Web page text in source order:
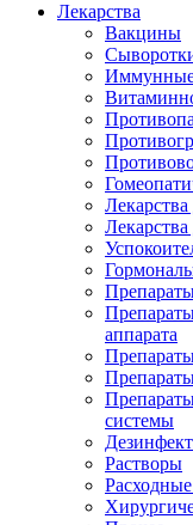
Лекарства
Вакцины
Иммунные
Лекарства
аппарата
системы
Растворы